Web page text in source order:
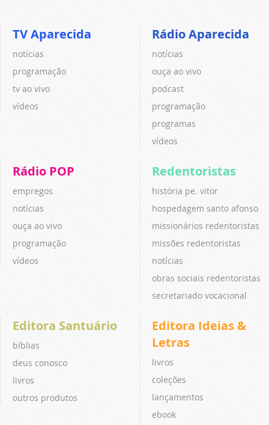
TV Aparecida
notícias
programação
tv ao vivo
vídeos
Rádio Aparecida
notícias
ouça ao vivo
podcast
programação
programas
vídeos
Rádio POP
empregos
notícias
ouça ao vivo
programação
vídeos
Redentoristas
história pe. vitor
hospedagem santo afonso
missionários redentoristas
missões redentoristas
notícias
obras sociais redentoristas
secretariado vocacional
Editora Santuário
bíblias
deus conosco
livros
outros produtos
Editora Ideias &
Letras
livros
coleções
lançamentos
ebook